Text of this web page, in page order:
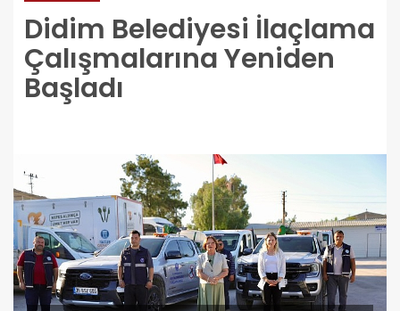
Didim Belediyesi İlaçlama
Çalışmalarına Yeniden
Başladı